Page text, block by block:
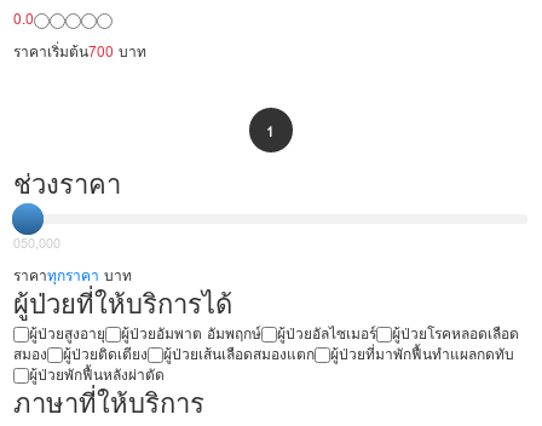
0.0
ราคาเริ่มต้น700 บาท
1
ช่วงราคา
050,000
ราคาทุกราคา บาท
ผู้ป่วยที่ให้บริการได้
ผู้ป่วยสูงอายุ ผู้ป่วยอัมพาต อัมพฤกษ์ ผู้ป่วยอัลไซเมอร์
ผู้ป่วยโรคหลอดเลือด
สมอง
ผู้ป่วยติดเตียง ผู้ป่วยเส้นเลือดสมองแตก
ผู้ป่วยที่มาพักฟื้นทำแผลกดทับ
ผู้ป่วยพักฟื้นหลังผ่าตัด
ภาษาที่ให้บริการ